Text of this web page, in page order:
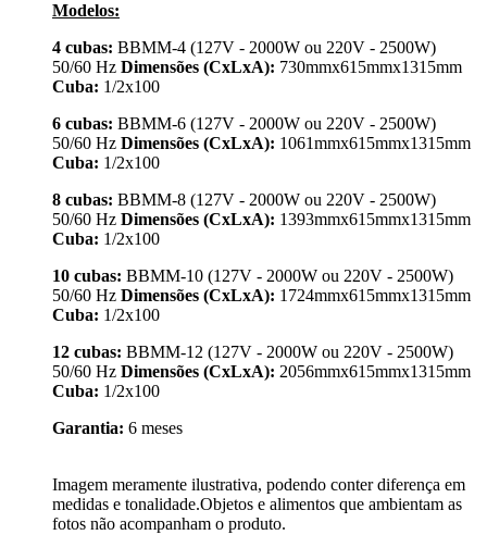
Modelos:
4 cubas: BBMM-4 (127V - 2000W ou 220V - 2500W)
50/60 Hz Dimensões (CxLxA): 730mmx615mmx1315mm
Cuba: 1/2x100
6 cubas: BBMM-6 (127V - 2000W ou 220V - 2500W)
50/60 Hz Dimensões (CxLxA): 1061mmx615mmx1315mm
Cuba: 1/2x100
8 cubas: BBMM-8 (127V - 2000W ou 220V - 2500W)
50/60 Hz Dimensões (CxLxA): 1393mmx615mmx1315mm
Cuba: 1/2x100
10 cubas: BBMM-10 (127V - 2000W ou 220V - 2500W)
50/60 Hz Dimensões (CxLxA): 1724mmx615mmx1315mm
Cuba: 1/2x100
12 cubas: BBMM-12 (127V - 2000W ou 220V - 2500W)
50/60 Hz Dimensões (CxLxA): 2056mmx615mmx1315mm
Cuba: 1/2x100
Garantia: 6 meses
Imagem meramente ilustrativa, podendo conter diferença em
medidas e tonalidade.Objetos e alimentos que ambientam as
fotos não acompanham o produto.